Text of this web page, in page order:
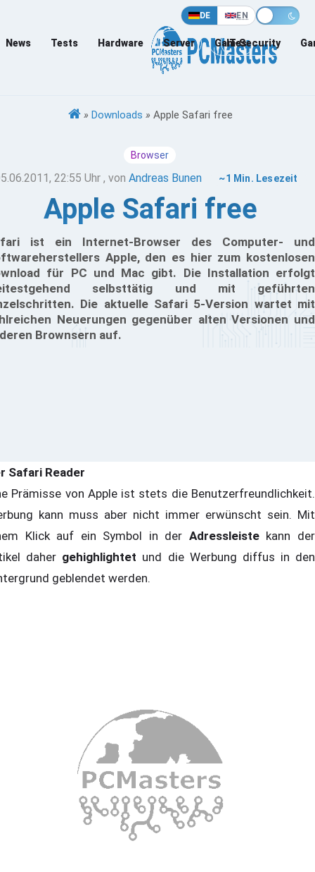
DE EN
News Tests Hardware Server Games
IT-Security
» Downloads » Apple Safari free
Browser
22:55 Uhr , vonAndreas Bunen ~1 Min. Lesezeit
Apple Safari free
ist ein Internet-Browser des Computer- und
Apple, den es hier zum kostenlosen
für PC und Mac gibt. Die Installation erfolgt
selbsttätig und mit geführten
Die aktuelle Safari 5-Version wartet mit
Neuerungen gegenüber alten Versionen und
Brownsern auf.
Safari Reader
Prämisse von Apple ist stets die Benutzerfreundlichkeit.
kann muss aber nicht immer erwünscht sein. Mit
Klick auf ein Symbol in der Adressleiste kann der
daher gehighlightet und die Werbung diffus in den
geblendet werden.